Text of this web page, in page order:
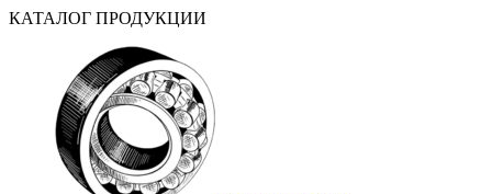
КАТАЛОГ ПРОДУКЦИИ